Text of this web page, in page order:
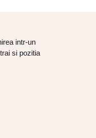
intr-un
si pozitia